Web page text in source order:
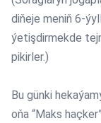
diňeje meniň 6-
ýetişdirmekde
pikirler.)
Bu günki
oňa “Maks